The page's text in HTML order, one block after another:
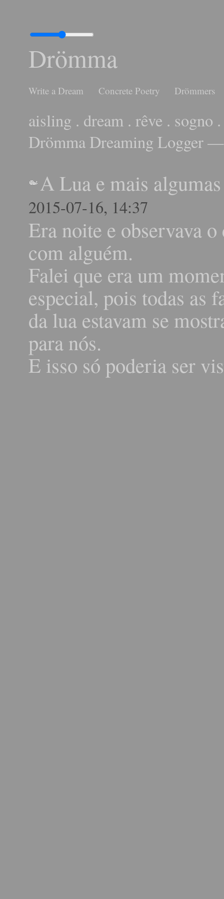
Drömma
Write a Dream Concrete Poetry Drömmers
aisling . dream . rêve . sogno
Drömma Dreaming Logger
A Lua e mais algumas
2015-07-16, 14:37
Era noite e observava o
com alguém.
Falei que era um
especial, pois todas as
da lua estavam se
para nós.
E isso só poderia ser